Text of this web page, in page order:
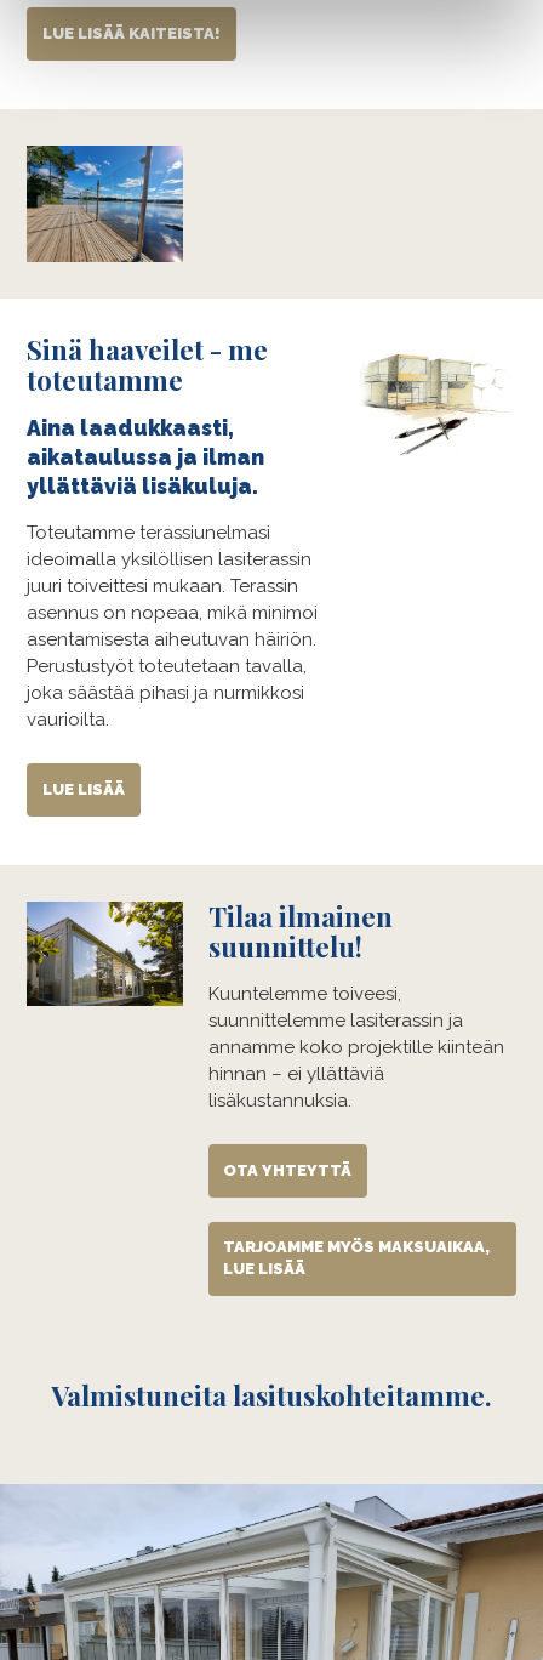
LUE LISÄÄ KAITEISTA!
Sinä haaveilet - me
toteutamme
Aina laadukkaasti,
aikataulussa ja ilman
yllättäviä lisäkuluja.
Toteutamme terassiunelmasi
ideoimalla yksilöllisen lasiterassin
juuri toiveittesi mukaan. Terassin
asennus on nopeaa, mikä minimoi
asentamisesta aiheutuvan häiriön.
Perustustyöt toteutetaan tavalla,
joka säästää pihasi ja nurmikkosi
vaurioilta.
LUE LISÄÄ
Tilaa ilmainen
suunnittelu!
Kuuntelemme toiveesi,
suunnittelemme lasiterassin ja
annamme koko projektille kiinteän
hinnan – ei yllättäviä
lisäkustannuksia.
OTA YHTEYTTÄ
TARJOAMME MYÖS MAKSUAIKAA,
LUE LISÄÄ
Valmistuneita lasituskohteitamme.